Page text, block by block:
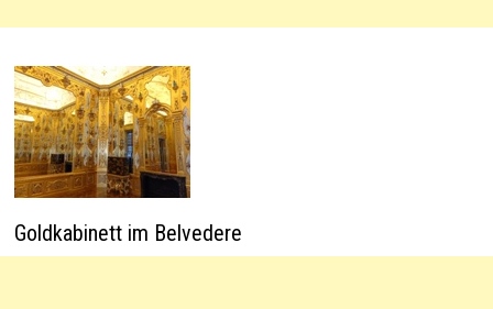
Goldkabinett im Belvedere